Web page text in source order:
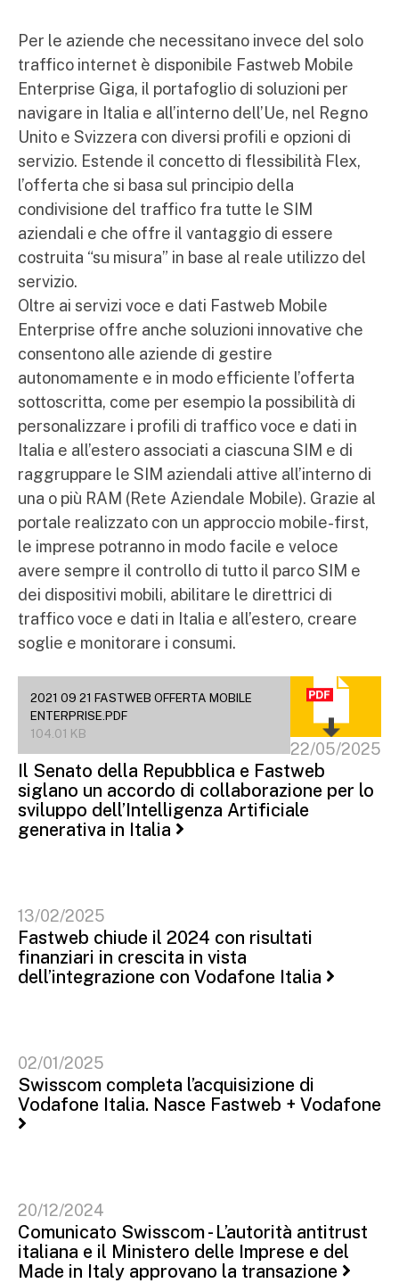
Per le aziende che necessitano invece del solo
traffico internet è disponibile Fastweb Mobile
Enterprise Giga, il portafoglio di soluzioni per
navigare in Italia e all’interno dell’Ue, nel Regno
Unito e Svizzera con diversi profili e opzioni di
servizio. Estende il concetto di flessibilità Flex,
l’offerta che si basa sul principio della
condivisione del traffico fra tutte le SIM
aziendali e che offre il vantaggio di essere
costruita “su misura” in base al reale utilizzo del
servizio.
Oltre ai servizi voce e dati Fastweb Mobile
Enterprise offre anche soluzioni innovative che
consentono alle aziende di gestire
autonomamente e in modo efficiente l’offerta
sottoscritta, come per esempio la possibilità di
personalizzare i profili di traffico voce e dati in
Italia e all’estero associati a ciascuna SIM e di
raggruppare le SIM aziendali attive all’interno di
una o più RAM (Rete Aziendale Mobile). Grazie al
portale realizzato con un approccio mobile-first,
le imprese potranno in modo facile e veloce
avere sempre il controllo di tutto il parco SIM e
dei dispositivi mobili, abilitare le direttrici di
traffico voce e dati in Italia e all’estero, creare
soglie e monitorare i consumi.
2021 09 21 FASTWEB OFFERTA MOBILE
ENTERPRISE.PDF
104.01 KB
22/05/2025
Il Senato della Repubblica e Fastweb
siglano un accordo di collaborazione per lo
sviluppo dell’Intelligenza Artificiale
generativa in Italia
13/02/2025
Fastweb chiude il 2024 con risultati
finanziari in crescita in vista
dell’integrazione con Vodafone Italia
02/01/2025
Swisscom completa l’acquisizione di
Vodafone Italia. Nasce Fastweb + Vodafone
20/12/2024
Comunicato Swisscom - L’autorità antitrust
italiana e il Ministero delle Imprese e del
Made in Italy approvano la transazione